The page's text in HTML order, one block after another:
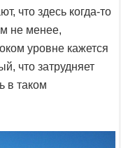
что здесь когда-то
не менее,
уровне кажется
что затрудняет
в таком